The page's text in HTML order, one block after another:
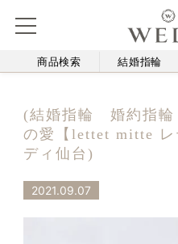
商品検索 結婚指輪
(結婚指輪 婚約指
の愛【lettet mitte レ
ディ仙台)
2021.09.07